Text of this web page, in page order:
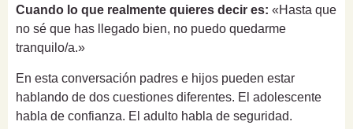
Cuando lo que realmente quieres decir es: «Hasta que
no sé que has llegado bien, no puedo quedarme
tranquilo/a.»
En esta conversación padres e hijos pueden estar
hablando de dos cuestiones diferentes. El adolescente
habla de confianza. El adulto habla de seguridad.